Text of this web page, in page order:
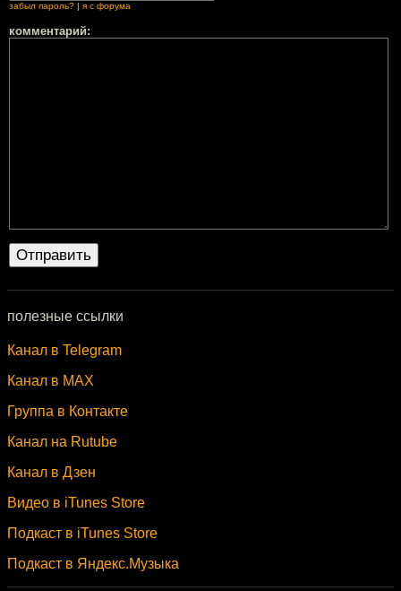
забыл пароль? я с форума
комментарий:
полезные ссылки
Канал в Telegram
Канал в MAX
Группа в Контакте
Канал на Rutube
Канал в Дзен
Видео в iTunes Store
Подкаст в iTunes Store
Подкаст в Яндекс.Музыка